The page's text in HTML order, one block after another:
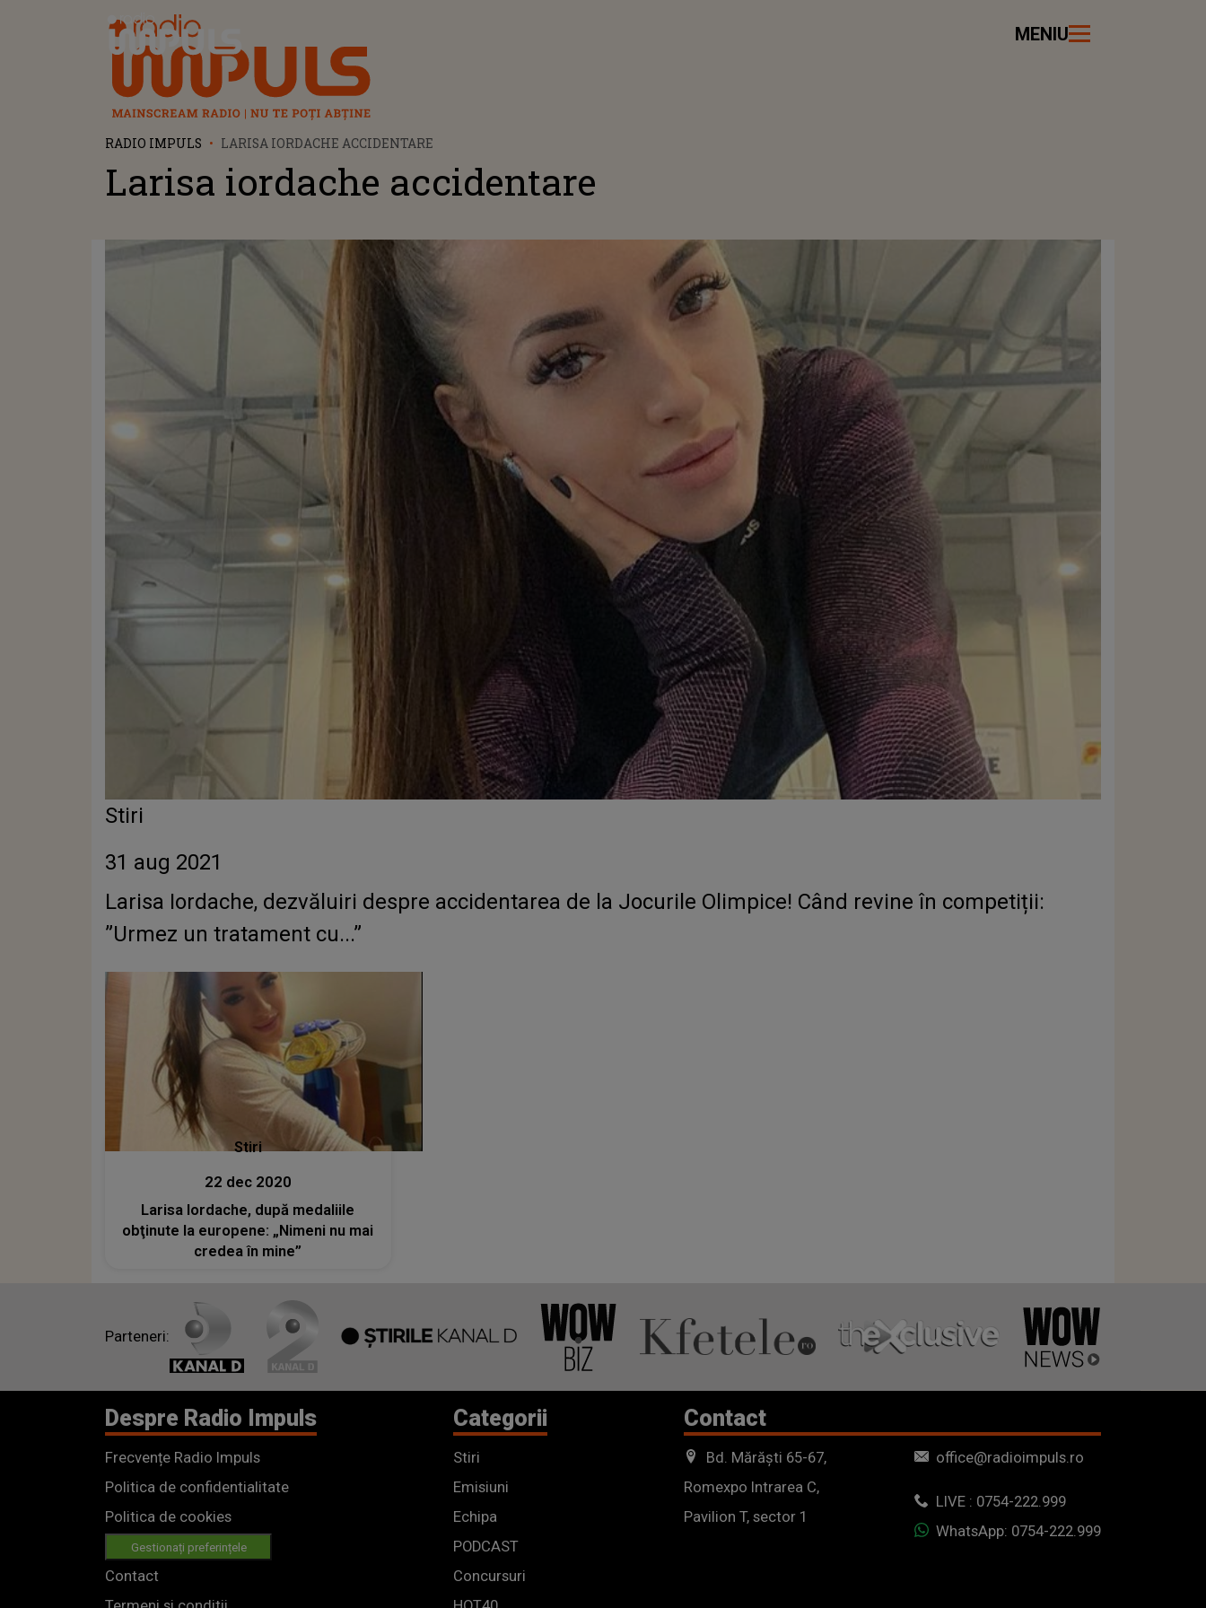
Radio Impuls MENIU
RADIO IMPULS LARISA IORDACHE ACCIDENTARE
Larisa iordache accidentare
Stiri
31 aug 2021
Larisa Iordache, dezvăluiri despre accidentarea de la Jocurile Olimpice! Când revine în competiții:
”Urmez un tratament cu...”
Stiri
22 dec 2020
Larisa Iordache, după medaliile
obţinute la europene: „Nimeni nu mai
credea în mine”
Parteneri:
Despre Radio Impuls
Frecvențe Radio Impuls
Politica de confidentialitate
Politica de cookies
Gestionați preferințele
Contact
Categorii
Stiri
Emisiuni
Echipa
PODCAST
Concursuri
Contact
Bd. Mărăști 65-67,
Romexpo Intrarea C,
Pavilion T, sector 1
office@radioimpuls.ro
LIVE : 0754-222.999
WhatsApp: 0754-222.999